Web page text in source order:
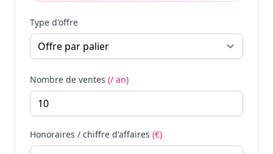
Type d'offre
Nombre de ventes (/ an)
Honoraires / chiffre d'affaires (€)